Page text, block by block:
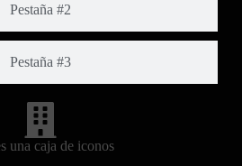
Pestaña #2
Pestaña #3
una caja de iconos